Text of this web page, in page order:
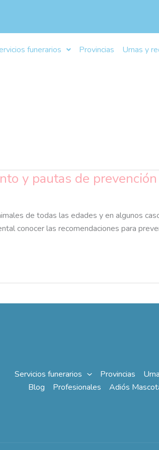
funerarios Provincias Urnas y
y pautas de prevención
de todas las edades y en algunos
conocer las recomendaciones para
Servicios funerarios Provincias
Blog
Profesionales Adiós